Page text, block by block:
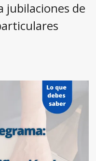
jubilaciones de